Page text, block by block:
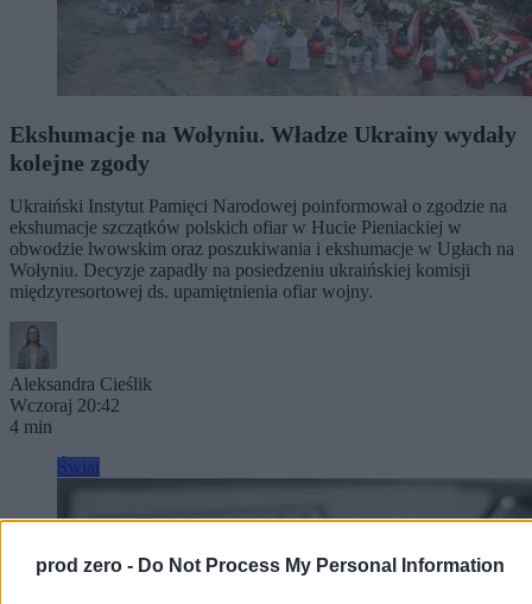
prod zero - Do Not Process My Personal Information
Ekshumacje na Wołyniu. Władze Ukrainy wydały
kolejne zgody
Ukraiński Instytut Pamięci Narodowej poinformował o zgodzie na
ekshumacje szczątków polskich ofiar w Hucie Pieniackiej w
obwodzie lwowskim oraz poszukiwania i ekshumacje w Ugłach na
Wołyniu. Decyzje zapadły na posiedzeniu ukraińskiej komisji
międzyresortowej ds. upamiętnienia ofiar wojny.
Aleksandra Cieślik
Wczoraj 20:42
4 min